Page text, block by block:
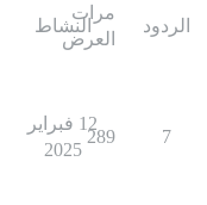
الردود
مرات
العرض
النشاط
7
289
12 فبراير
2025